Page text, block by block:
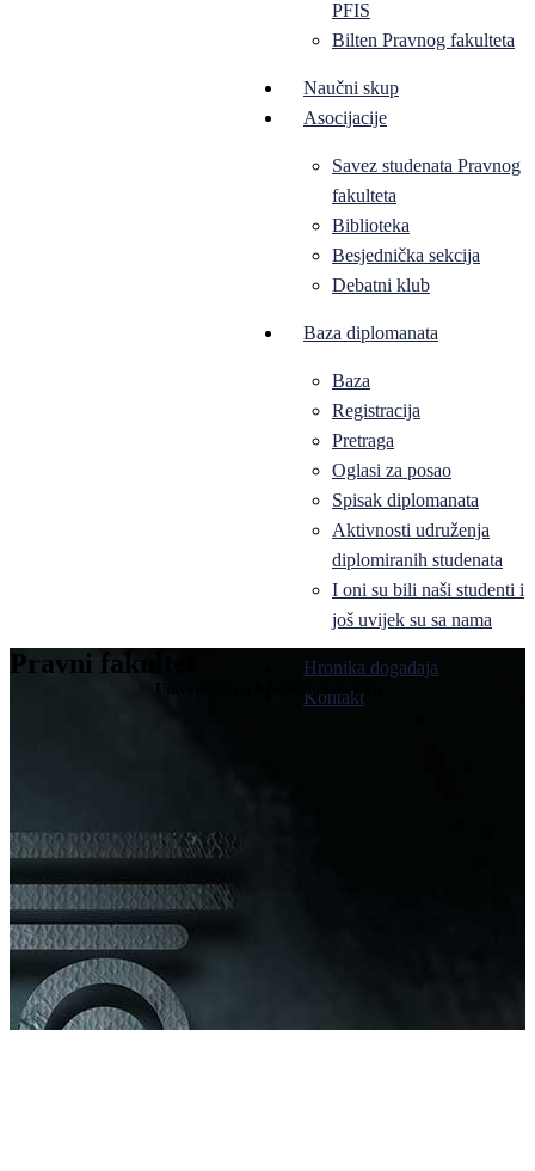
PFIS
Bilten Pravnog fakulteta
Naučni skup
Asocijacije
Savez studenata Pravnog
fakulteta
Biblioteka
Besjednička sekcija
Debatni klub
Baza diplomanata
Baza
Registracija
Pretraga
Oglasi za posao
Spisak diplomanata
Aktivnosti udruženja
diplomiranih studenata
I oni su bili naši studenti i
još uvijek su sa nama
Hronika događaja
Kontakt
Pravni fakultet
Univerziteta u Istočnom Sarajevu